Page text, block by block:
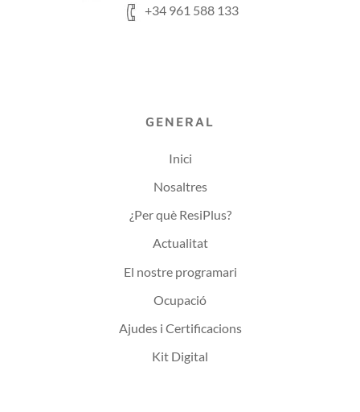
+34 961 588 133
GENERAL
Inici
Nosaltres
¿Per què ResiPlus?
Actualitat
El nostre programari
Ocupació
Ajudes i Certificacions
Kit Digital